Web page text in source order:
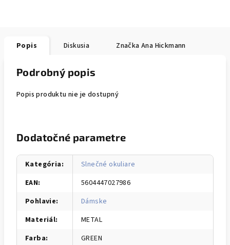
Popis Diskusia Značka Ana Hickmann
Podrobný popis
Popis produktu nie je dostupný
Dodatočné parametre
Kategória:
Slnečné okuliare
EAN:
5604447027986
Pohlavie:
Dámske
Materiál:
METAL
Farba:
GREEN